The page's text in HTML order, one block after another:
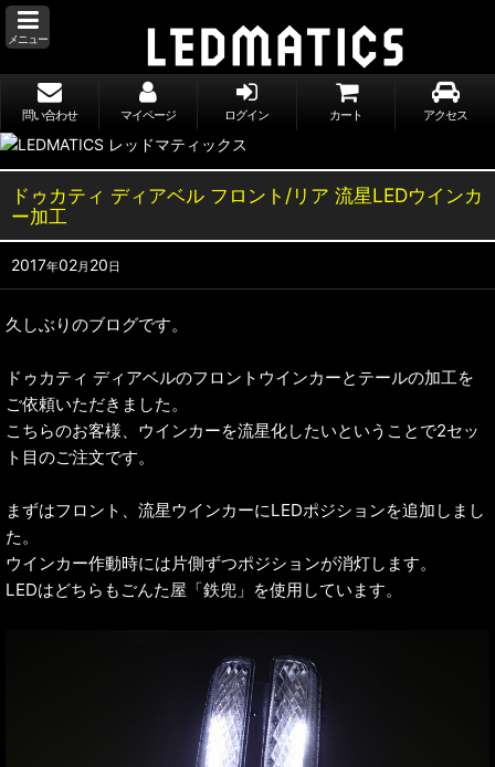
メニュー
問い合わせ マイページ ログイン カート アクセス
ドゥカティ ディアベル フロント/リア 流星LEDウインカ
ー加工
2017年02月 20日
久しぶりのブログです。
ドゥカティ ディアベルのフロントウインカーとテールの加工を
ご依頼いただきました。
こちらのお客様、ウインカーを流星化したいということで2セッ
ト目のご注文です。
まずはフロント、流星ウインカーにLEDポジションを追加しまし
た。
ウインカー作動時には片側ずつポジションが消灯します。
LEDはどちらもごんた屋「鉄兜」を使用しています。